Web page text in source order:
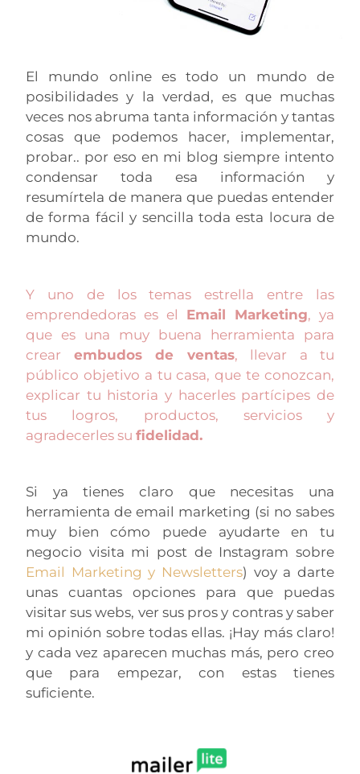
El mundo online es todo un mundo de
posibilidades y la verdad, es que muchas
veces nos abruma tanta información y tantas
cosas que podemos hacer, implementar,
probar.. por eso en mi blog siempre intento
condensar toda esa información y
resumírtela de manera que puedas entender
de forma fácil y sencilla toda esta locura de
mundo.
Y uno de los temas estrella entre las
emprendedoras es el Email Marketing, ya
que es una muy buena herramienta para
crear embudos de ventas, llevar a tu
público objetivo a tu casa, que te conozcan,
explicar tu historia y hacerles partícipes de
tus logros, productos, servicios y
agradecerles su fidelidad.
Si ya tienes claro que necesitas una
herramienta de email marketing (si no sabes
muy bien cómo puede ayudarte en tu
negocio visita mi post de Instagram sobre
Email Marketing y Newsletters) voy a darte
unas cuantas opciones para que puedas
visitar sus webs, ver sus pros y contras y saber
mi opinión sobre todas ellas. ¡Hay más claro!
y cada vez aparecen muchas más, pero creo
que para empezar, con estas tienes
suficiente.